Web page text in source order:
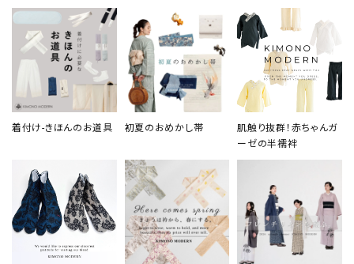
着付け-きほんのお道具 初夏のおめかし帯
肌触り抜群！赤ちゃんガ
ーゼの半襦袢